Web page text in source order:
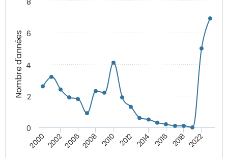
Nombre d'années
2000 200220062008 2010 2012 2014 2016 2018 2022
0
2
4
6
8